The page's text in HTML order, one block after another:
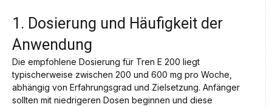
1. Dosierung und Häufigkeit der
Anwendung
Die empfohlene Dosierung für Tren E 200 liegt
typischerweise zwischen 200 und 600 mg pro Woche,
abhängig von Erfahrungsgrad und Zielsetzung. Anfänger
sollten mit niedrigeren Dosen beginnen und diese